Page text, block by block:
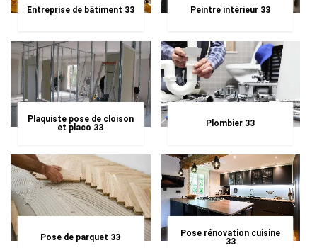
Entreprise de bâtiment 33 Peintre intérieur 33
Plaquiste pose de cloison
et placo 33
Plombier 33
Pose de parquet 33
Pose rénovation cuisine
33